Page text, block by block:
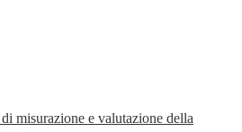
di misurazione e valutazione della